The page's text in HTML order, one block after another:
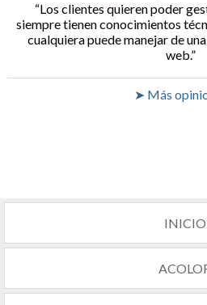
Los clientes quieren poder
siempre tienen conocimientos
cualquiera puede manejar de
web.
➤ Más
INICIO